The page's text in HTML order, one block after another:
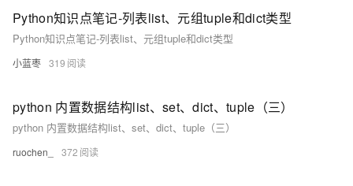
Python知识点笔记-列表list、元组tuple和dict类型
Python知识点笔记-列表list、元组tuple和dict类型
小蓝枣 319
python 内置数据结构list、set、dict、tuple（三）
python 内置数据结构list、set、dict、tuple（三）
ruochen_ 372